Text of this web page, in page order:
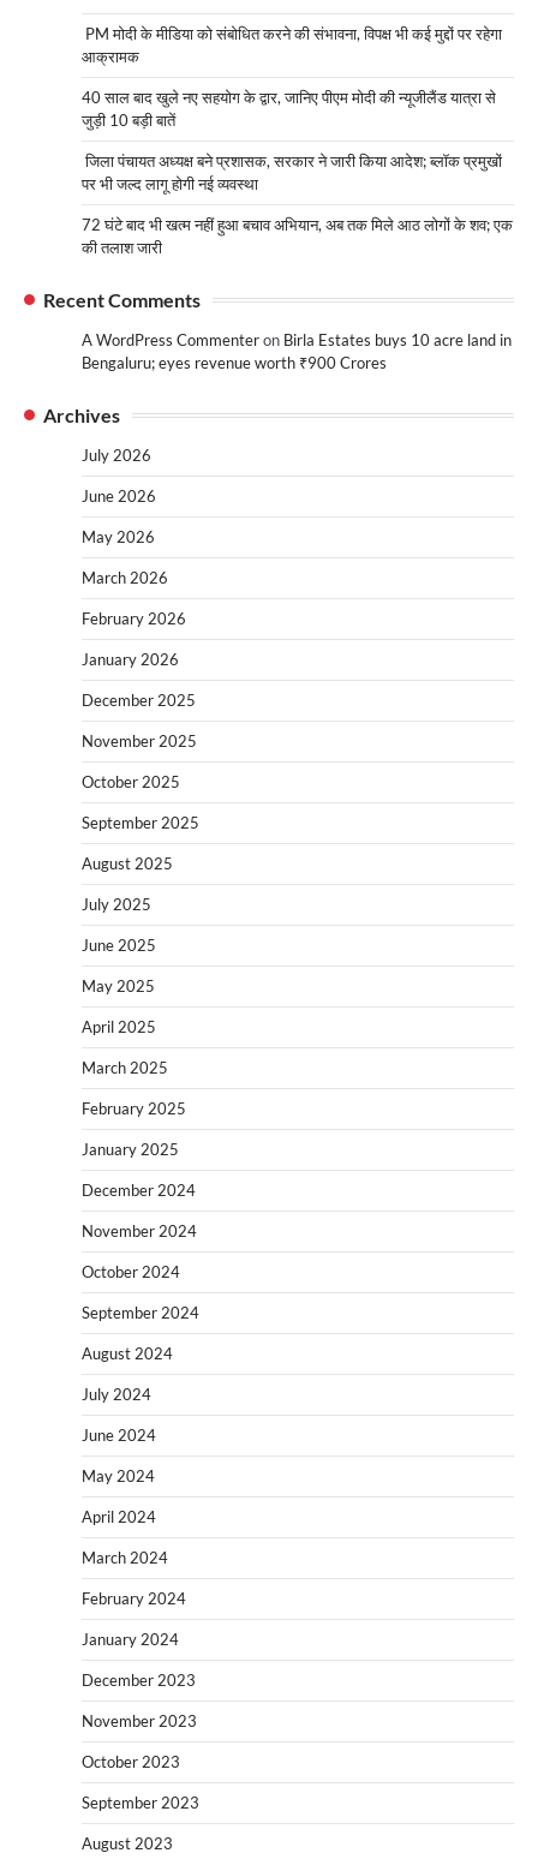
PM मोदी के मीडिया को संबोधित करने की संभावना, विपक्ष भी कई मुद्दों पर रहेगा
आक्रामक
40 साल बाद खुले नए सहयोग के द्वार, जानिए पीएम मोदी की न्यूजीलैंड यात्रा से
जुड़ी 10 बड़ी बातें
जिला पंचायत अध्यक्ष बने प्रशासक, सरकार ने जारी किया आदेश; ब्लॉक प्रमुखों
पर भी जल्द लागू होगी नई व्यवस्था
72 घंटे बाद भी खत्म नहीं हुआ बचाव अभियान, अब तक मिले आठ लोगों के शव; एक
की तलाश जारी
Recent Comments
A WordPress Commenteron Birla Estates buys 10 acre land in
Bengaluru; eyes revenue worth ₹900 Crores
Archives
July 2026
June 2026
May 2026
March 2026
February 2026
January 2026
December 2025
November 2025
October 2025
September 2025
August 2025
July 2025
June 2025
May 2025
April 2025
March 2025
February 2025
January 2025
December 2024
November 2024
October 2024
September 2024
August 2024
July 2024
June 2024
May 2024
April 2024
March 2024
February 2024
January 2024
December 2023
November 2023
October 2023
September 2023
August 2023